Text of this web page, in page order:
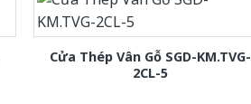
Cửa Thép Vân Gỗ SGD-KM.TVG-
2CL-5